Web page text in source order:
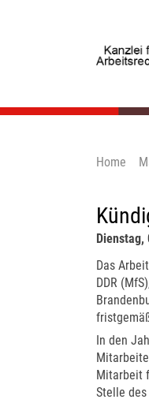
Home
Dienstag,
Das
DDR
In den
Mitarbeit
Stelle